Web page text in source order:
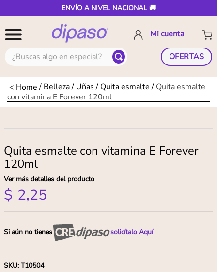
ENVÍO A NIVEL NACIONAL 🚚
¿Buscas algo en especial? OFERTAS
Belleza Uñas Quita esmalte
Quita esmalte
con vitamina E Forever 120ml
Quita esmalte con vitamina E Forever
120ml
Ver más detalles del producto
$ 2,25
Si aún no tienes solicítalo Aquí
SKU: T10504